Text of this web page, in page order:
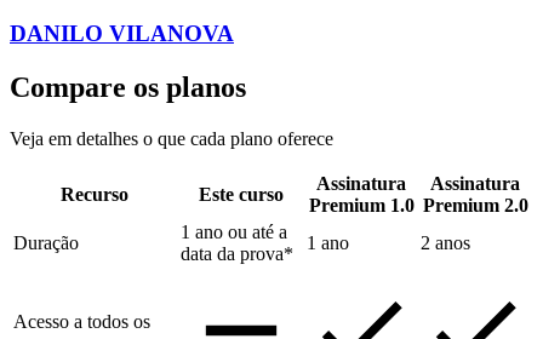
DANILO VILANOVA
Compare os planos
Veja em detalhes o que cada plano oferece
Recurso Este curso
Assinatura
Premium 1.0
Assinatura
Premium 2.0
Duração
1 ano ou até a
data da prova*
1 ano 2 anos
Acesso a todos os